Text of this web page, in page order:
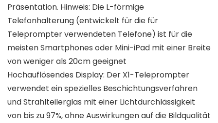
Präsentation. Hinweis: Die L-förmige
Telefonhalterung (entwickelt für die für
Teleprompter verwendeten Telefone) ist für die
meisten Smartphones oder Mini-iPad mit einer Breite
von weniger als 20cm geeignet
Hochauflösendes Display: Der X1-Teleprompter
verwendet ein spezielles Beschichtungsverfahren
und Strahlteilerglas mit einer Lichtdurchlässigkeit
von bis zu 97%, ohne Auswirkungen auf die Bildqualität